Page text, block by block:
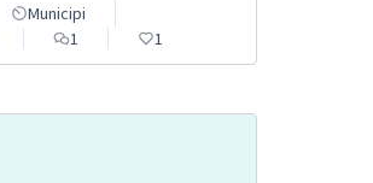
Municipi
1 1